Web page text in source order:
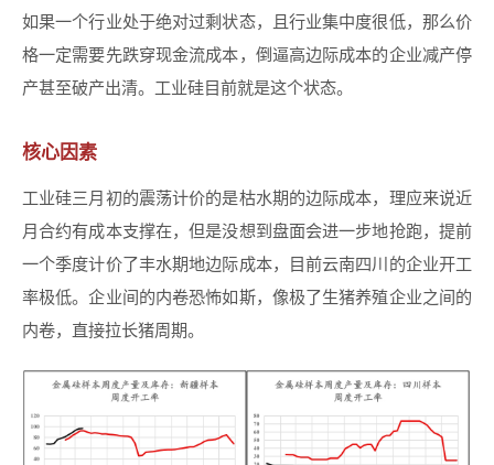
如果一个行业处于绝对过剩状态，且行业集中度很低，那么价
格一定需要先跌穿现金流成本，倒逼高边际成本的企业减产停
产甚至破产出清。工业硅目前就是这个状态。
核心因素
工业硅三月初的震荡计价的是枯水期的边际成本，理应来说近
月合约有成本支撑在，但是没想到盘面会进一步地抢跑，提前
一个季度计价了丰水期地边际成本，目前云南四川的企业开工
率极低。企业间的内卷恐怖如斯，像极了生猪养殖企业之间的
内卷，直接拉长猪周期。